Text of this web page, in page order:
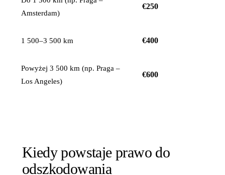
Amsterdam)
€250
1 500–3 500 km €400
Powyżej 3 500 km (np. Praga –
Los Angeles)
€600
Kiedy powstaje prawo do
odszkodowania